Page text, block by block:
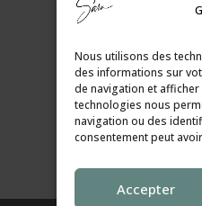
Nous utilisons des
des informations sur
de navigation et
technologies nous
navigation ou des
consentement peut
Accepter